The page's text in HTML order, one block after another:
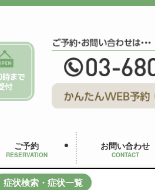
ご予約
RESERVATION
お問い合わせ
CONTACT
症状検索・症状一覧